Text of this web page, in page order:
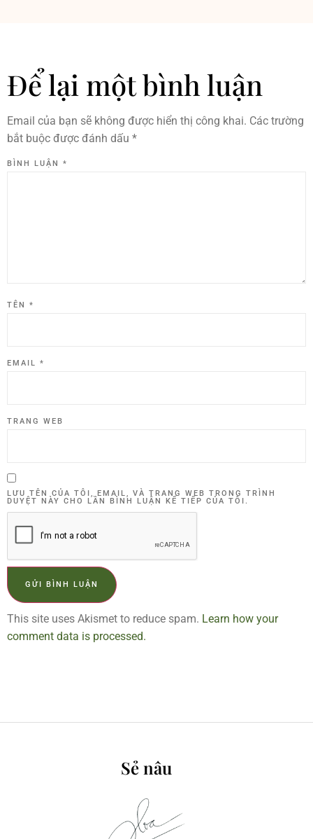
Để lại một bình luận
Email của bạn sẽ không được hiển thị công khai. Các trường
bắt buộc được đánh dấu *
BÌNH LUẬN *
TÊN *
EMAIL *
TRANG WEB
LƯU TÊN CỦA TÔI, EMAIL, VÀ TRANG WEB TRONG TRÌNH
DUYỆT NÀY CHO LẦN BÌNH LUẬN KẾ TIẾP CỦA TÔI.
This site uses Akismet to reduce spam. Learn how your
comment data is processed.
Sẻ nâu